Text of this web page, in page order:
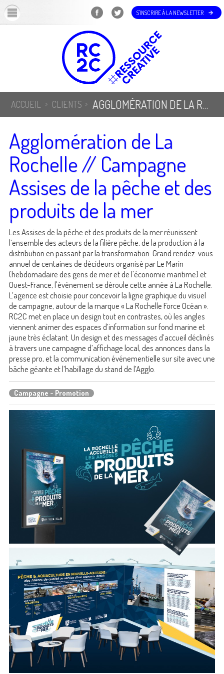
S'INSCRIRE À LA NEWSLETTER
ACCUEIL CLIENTS AGGLOMÉRATION DE LA ROCHELLE // CAMPAGNE ASSISES DE LA PÊCHE ET DES PRODUITS DE LA MER
Agglomération de La
Rochelle // Campagne
Assises de la pêche et des
produits de la mer
Les Assises de la pêche et des produits de la mer réunissent
l’ensemble des acteurs de la filière pêche, de la production à la
distribution en passant par la transformation. Grand rendez-vous
annuel de centaines de décideurs organisé par Le Marin
(hebdomadaire des gens de mer et de l'économie maritime) et
Ouest-France, l'événement se déroule cette année à La Rochelle.
L’agence est choisie pour concevoir la ligne graphique du visuel
de campagne, autour de la marque « La Rochelle Force Océan ».
RC2C met en place un design tout en contrastes, où les angles
viennent animer des espaces d’information sur fond marine et
jaune très éclatant. Un design et des messages d’accueil déclinés
à travers une campagne d’affichage local, des annonces dans la
presse pro, et la communication événementielle sur site avec une
bâche géante et l’habillage du stand de l’Agglo.
Campagne - Promotion